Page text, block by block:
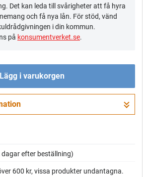
Det kan leda till svårigheter att få hyra
och få nya lån. För stöd, vänd
i din kommun.
på konsumentverket.se.
Lägg i varukorgen
Gå till kassan
dagar efter beställning)
600 kr, vissa produkter undantagna.